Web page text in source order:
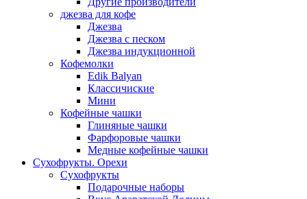
джезва для кофе
Джезва
Джезва с песком
Джезва индукционной
Кофемолки
Edik Balyan
Классичиские
Мини
Кофейные чашки
Глиняные чашки
Фарфоровые чашки
Медные кофейные чашки
Сухофрукты. Орехи
Сухофрукты
Подарочные наборы